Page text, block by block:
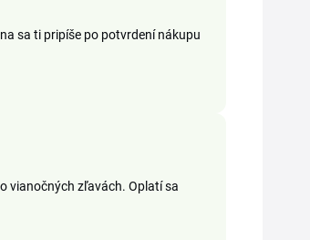
sa ti pripíše po potvrdení nákupu
vianočných zľavách. Oplatí sa